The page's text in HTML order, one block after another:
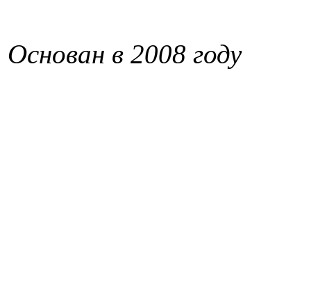
Основан в 2008 году